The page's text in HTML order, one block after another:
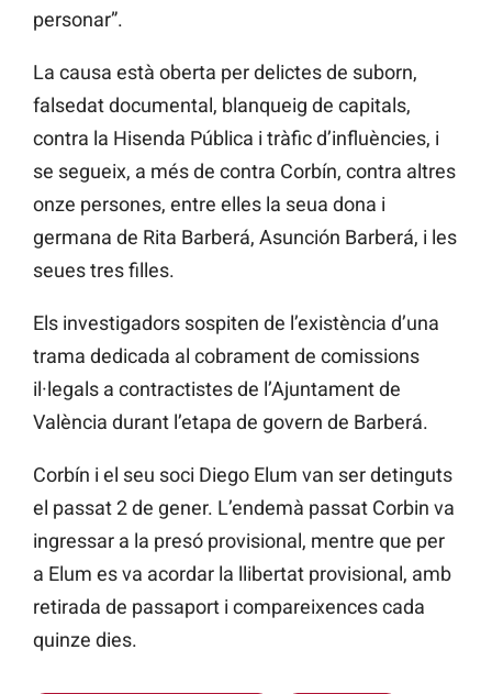
personar”.
La causa està oberta per delictes de suborn,
falsedat documental, blanqueig de capitals,
contra la Hisenda Pública i tràfic d’influències, i
se segueix, a més de contra Corbín, contra altres
onze persones, entre elles la seua dona i
germana de Rita Barberá, Asunción Barberá, i les
seues tres filles.
Els investigadors sospiten de l’existència d’una
trama dedicada al cobrament de comissions
il·legals a contractistes de l’Ajuntament de
València durant l’etapa de govern de Barberá.
Corbín i el seu soci Diego Elum van ser detinguts
el passat 2 de gener. L’endemà passat Corbin va
ingressar a la presó provisional, mentre que per
a Elum es va acordar la llibertat provisional, amb
retirada de passaport i compareixences cada
quinze dies.